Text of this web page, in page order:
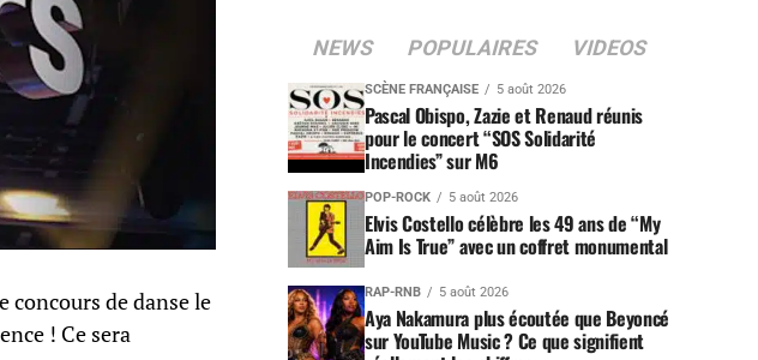
concours de danse le
! Ce sera
NEWS POPULAIRES VIDEOS
SCÈNE FRANÇAISE 5 août 2026
Pascal Obispo, Zazie et Renaud réunis
pour le concert “SOS Solidarité
Incendies” sur M6
POP-ROCK 5 août 2026
Elvis Costello célèbre les 49 ans de “My
Aim Is True” avec un coffret monumental
RAP-RNB 5 août 2026
Aya Nakamura plus écoutée que Beyoncé
sur YouTube Music ? Ce que signifient